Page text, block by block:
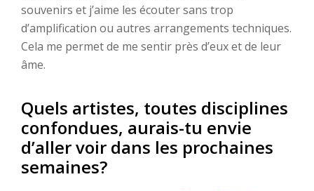
souvenirs et j’aime les écouter sans trop
d’amplification ou autres arrangements techniques.
Cela me permet de me sentir près d’eux et de leur
âme.
Quels artistes, toutes disciplines
confondues, aurais-tu envie
d’aller voir dans les prochaines
semaines?